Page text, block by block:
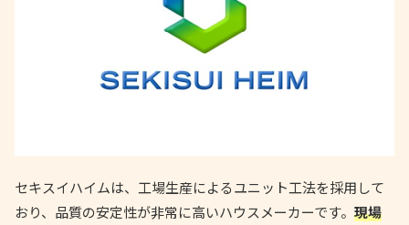
セキスイハイムは、工場生産によるユニット工法を採用して
おり、品質の安定性が非常に高いハウスメーカーです。 現場